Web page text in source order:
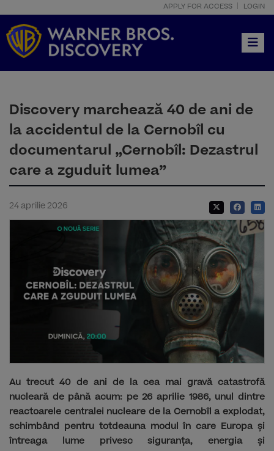
APPLY FOR ACCESS LOGIN
Discovery marchează 40 de ani de
la accidentul de la Cernobîl cu
documentarul „Cernobîl: Dezastrul
care a zguduit lumea”
24 aprilie 2026
Au trecut 40 de ani de la cea mai gravă catastrofă
nucleară de până acum: pe 26 aprilie 1986, unul dintre
reactoarele centralei nucleare de la Cernobîl a explodat,
schimbând pentru totdeauna modul în care Europa și
întreaga lume privesc siguranța, energia și